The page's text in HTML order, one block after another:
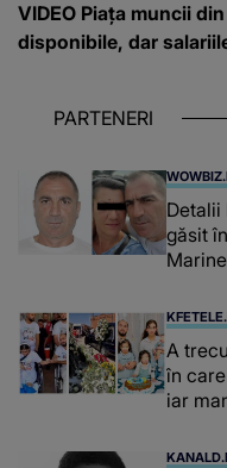
VIDEO Piața muncii
disponibile, dar
PARTENERI
Detalii
găsit
A
în
iar